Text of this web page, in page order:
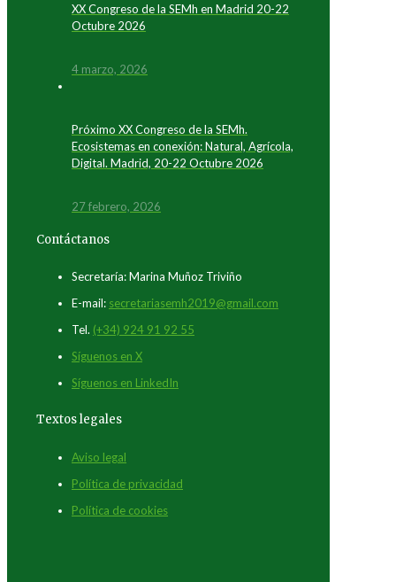
XX Congreso de la SEMh en Madrid 20-22
Octubre 2026
4 marzo, 2026
Próximo XX Congreso de la SEMh.
Ecosistemas en conexión: Natural, Agrícola,
Digital. Madrid, 20-22 Octubre 2026
27 febrero, 2026
Contáctanos
Secretaría: Marina Muñoz Triviño
E-mail: secretariasemh2019@gmail.com
Tel. (+34) 924 91 92 55
Síguenos en X
Síguenos en LinkedIn
Textos legales
Aviso legal
Política de privacidad
Política de cookies